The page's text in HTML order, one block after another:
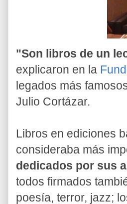
"Son libros de un
explicaron en la
legados más
Julio Cortázar.
Libros en ediciones
consideraba más
dedicados por sus
todos firmados
poesía, terror, jazz;